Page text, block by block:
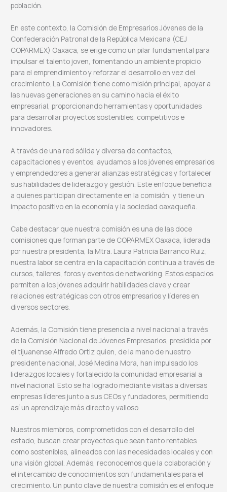
población.
En este contexto, la Comisión de Empresarios Jóvenes de la
Confederación Patronal de la República Mexicana (CEJ
COPARMEX) Oaxaca, se erige como un pilar fundamental para
impulsar el talento joven, fomentando un ambiente propicio
para el emprendimiento y reforzar el desarrollo en vez del
crecimiento. La Comisión tiene como misión principal, apoyar a
las nuevas generaciones en su camino hacia el éxito
empresarial, proporcionando herramientas y oportunidades
para desarrollar proyectos sostenibles, competitivos e
innovadores.
A través de una red sólida y diversa de contactos,
capacitaciones y eventos, ayudamos a los jóvenes empresarios
y emprendedores a generar alianzas estratégicas y fortalecer
sus habilidades de liderazgo y gestión. Este enfoque beneficia
a quienes participan directamente en la comisión, y tiene un
impacto positivo en la economía y la sociedad oaxaqueña.
Cabe destacar que nuestra comisión es una de las doce
comisiones que forman parte de COPARMEX Oaxaca, liderada
por nuestra presidenta, la Mtra. Laura Patricia Barranco Ruiz;
nuestra labor se centra en la capacitación continua a través de
cursos, talleres, foros y eventos de networking. Estos espacios
permiten a los jóvenes adquirir habilidades clave y crear
relaciones estratégicas con otros empresarios y líderes en
diversos sectores.
Además, la Comisión tiene presencia a nivel nacional a través
de la Comisión Nacional de Jóvenes Empresarios, presidida por
el tijuanense Alfredo Ortiz quien, de la mano de nuestro
presidente nacional, José Medina Mora, han impulsado los
liderazgos locales y fortalecido la comunidad empresarial a
nivel nacional. Esto se ha logrado mediante visitas a diversas
empresas líderes junto a sus CEOs y fundadores, permitiendo
así un aprendizaje más directo y valioso.
Nuestros miembros, comprometidos con el desarrollo del
estado, buscan crear proyectos que sean tanto rentables
como sostenibles, alineados con las necesidades locales y con
una visión global. Además, reconocemos que la colaboración y
el intercambio de conocimientos son fundamentales para el
crecimiento. Un punto clave de nuestra comisión es el enfoque